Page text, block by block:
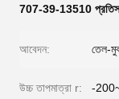
707-39-13510
আবেদন: তেল-
উচ্চ তাপমাত্রা r: -